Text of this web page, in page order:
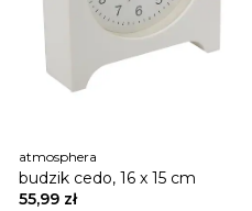
atmosphera
budzik cedo, 16 x 15 cm
55,99 zł